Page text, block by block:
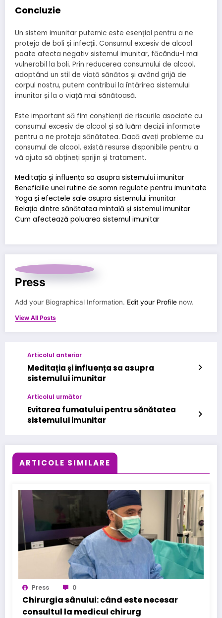
Concluzie
Un sistem imunitar puternic este esențial pentru a ne
proteja de boli și infecții. Consumul excesiv de alcool
poate afecta negativ sistemul imunitar, făcându-l mai
vulnerabil la boli. Prin reducerea consumului de alcool,
adoptând un stil de viață sănătos și având grijă de
corpul nostru, putem contribui la întărirea sistemului
imunitar și la o viață mai sănătoasă.
Este important să fim conștienți de riscurile asociate cu
consumul excesiv de alcool și să luăm decizii informate
pentru a ne proteja sănătatea. Dacă aveți probleme cu
consumul de alcool, există resurse disponibile pentru a
vă ajuta să obțineți sprijin și tratament.
Meditația și influența sa asupra sistemului imunitar
Beneficiile unei rutine de somn regulate pentru imunitate
Yoga și efectele sale asupra sistemului imunitar
Relația dintre sănătatea mintală și sistemul imunitar
Cum afectează poluarea sistemul imunitar
Press
Add your Biographical Information. Edit your Profile now.
View All Posts
Articolul anterior
Meditația și influența sa asupra
sistemului imunitar
Articolul următor
Evitarea fumatului pentru sănătatea
sistemului imunitar
ARTICOLE SIMILARE
Press 0
Chirurgia sânului: când este necesar
consultul la medicul chirurg